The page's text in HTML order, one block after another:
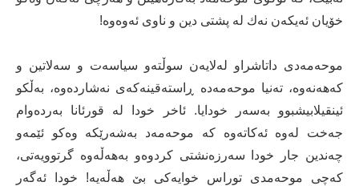
خۆیان ئەیکەن نەك لە پشتی دین و ناوی ئەوەوە!
موحەمەدی داتاشراو لەلایەن سوڵتەو سیاسەت و سەلاتین و
کەهەنەوە، تەنیا موحەمەدە ڕاستەقینەکەی نەشاردەوە، بەڵکو
ئینقیلابیشبوو بەسەر خودایا. ئاخر خودا لە قورئانا بەردەوام
جەخت لەوە ئەکاتەوە کە موحەمەد بەشەرێکە وەکو ئێمەو
چەندین جار خودا سەرزەنشتی کردوەو بەهەڵەوە گرتوویەتی،
کەچی موحەمدی توراس خوایەکی بێ هەڵەیە! خودا ئەگەر